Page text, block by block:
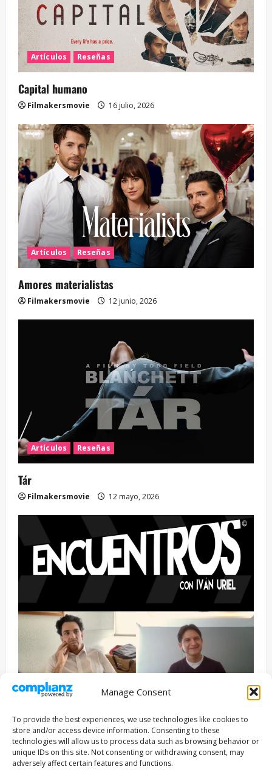
Manage Consent
To provide the best experiences, we use technologies like cookies to
store and/or access device information. Consenting to these
technologies will allow us to process data such as browsing behavior or
unique IDs on this site. Not consenting or withdrawing consent, may
adversely affect certain features and functions.
Artículos Reseñas
Capital humano
Filmakersmovie 16 julio, 2026
Artículos Reseñas
Amores materialistas
Filmakersmovie 12 junio, 2026
Artículos Reseñas
Tár
Filmakersmovie 12 mayo, 2026
Entrevista Series
ENCUENTROS CON IVÁN URIEL T3E22: JUAN PATRICIO
RIVEROLL
Filmakersmovie 5 mayo, 2026